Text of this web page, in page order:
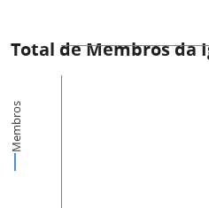
Total de Membros da
Membros